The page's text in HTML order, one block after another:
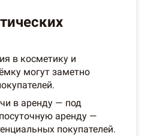
в косметику и
могут заметно
в аренду — под
аренду —
покупателей.